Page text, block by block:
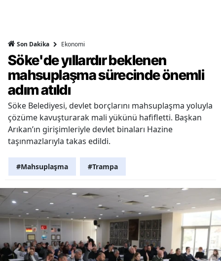
Son Dakika Ekonomi
Söke'de yıllardır beklenen
mahsuplaşma sürecinde önemli
adım atıldı
Söke Belediyesi, devlet borçlarını mahsuplaşma yoluyla
çözüme kavuşturarak mali yükünü hafifletti. Başkan
Arıkan’ın girişimleriyle devlet binaları Hazine
taşınmazlarıyla takas edildi.
#Mahsuplaşma #Trampa